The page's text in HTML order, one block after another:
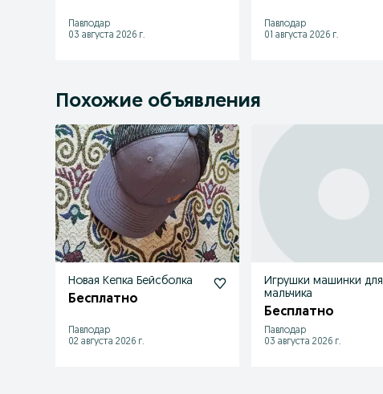
Павлодар
03 августа 2026 г.
Павлодар
01 августа 2026 г.
Похожие объявления
Новая Кепка Бейсболка
Бесплатно
Павлодар
02 августа 2026 г.
Игрушки машинки для
мальчика
Бесплатно
Павлодар
03 августа 2026 г.